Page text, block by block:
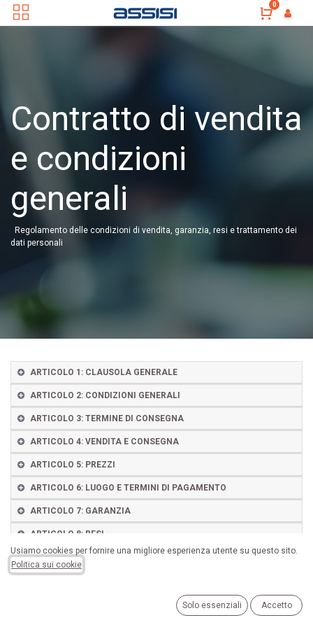
0
Contratto di vendita
e condizioni
generali
Regolamento delle condizioni di vendita, garanzia, resi e trattamento dei
dati personali
ARTICOLO 1: CLAUSOLA GENERALE
ARTICOLO 2: CONDIZIONI GENERALI
ARTICOLO 3: TERMINE DI CONSEGNA
ARTICOLO 4: VENDITA E CONSEGNA
ARTICOLO 5: PREZZI
ARTICOLO 6: LUOGO E TERMINI DI PAGAMENTO
ARTICOLO 7: GARANZIA
ARTICOLO 8: RESI
ARTICOLO 9: INFORMATIVA PRIVACY
personali e del Reg. UE 679/2016 e sue eventuali modifiche, Assisi
snc è titolare del trattamento dei dati personali del Compratore il cui
Usiamo cookies per fornire una migliore esperienza utente su questo sito.
Politica sui cookie
Solo essenziali Accetto